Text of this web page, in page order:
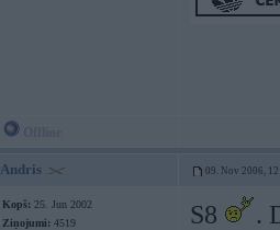
Andris 09. Nov 2006,
Kopš: 25. Jun 2002
Ziņojumi: 4519
S8 .